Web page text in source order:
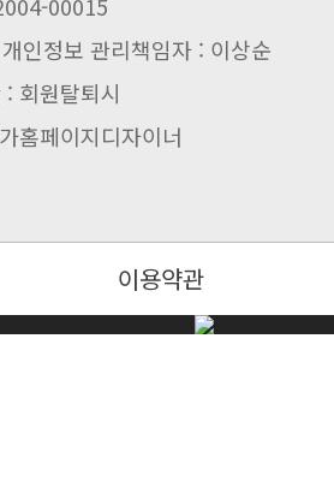
정보 관리책임자 : 이상순
회원탈퇴시
홈페이지디자이너
이용약관